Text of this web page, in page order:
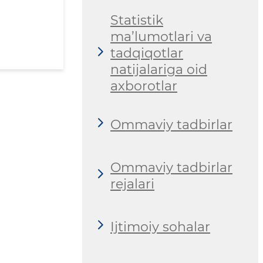
Statistik
ma’lumotlari va
tadqiqotlar
natijalariga oid
axborotlar
Ommaviy tadbirlar
Ommaviy tadbirlar
rejalari
Ijtimoiy sohalar